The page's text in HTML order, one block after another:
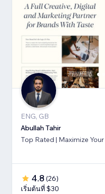
ENG, GB
Abullah Tahir
Top Rated | Maximize
4.8 (26)
เริ่มต้นที่ $30